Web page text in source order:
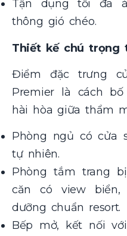
Tận dụng tối đa
thông gió chéo.
Thiết kế chú trọng
Điểm đặc trưng
Premier là cách
hài hòa giữa thẩm
Phòng ngủ có cửa
tự nhiên.
Phòng tắm trang
căn có view
dưỡng chuẩn resort.
Bếp mở, kết nối